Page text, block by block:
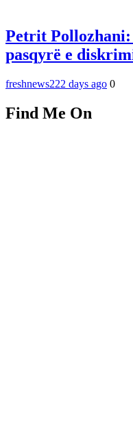
Petrit
pasqyrë e
freshnews222 days ago 0
Find Me On